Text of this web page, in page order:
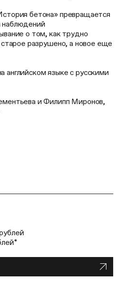
бетона» превращается
наблюдений
о том, как трудно
разрушено, а новое еще
языке с русскими
и Филипп Миронов,